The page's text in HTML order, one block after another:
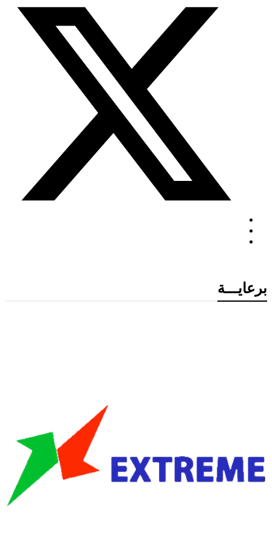
برعايـــة